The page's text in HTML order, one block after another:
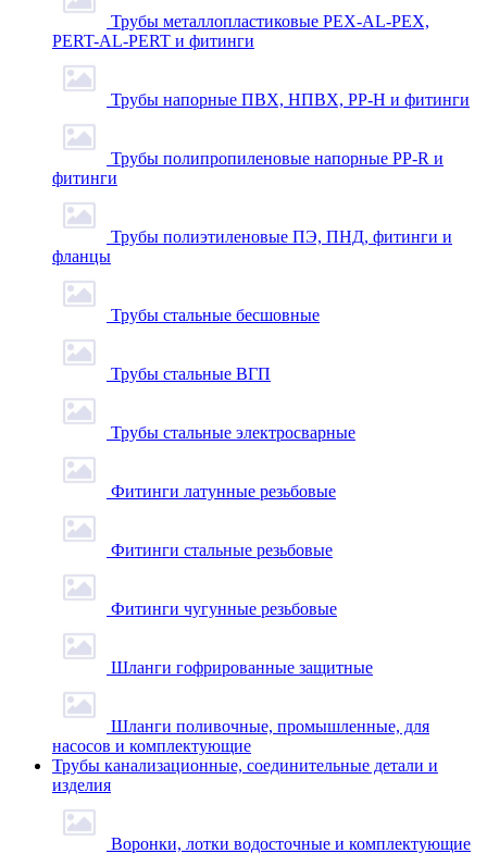
Трубы металлопластиковые PEX-AL-PEX,
PERT-AL-PERT и фитинги
Трубы напорные ПВХ, НПВХ, PP-H и фитинги
Трубы полипропиленовые напорные PP-R и
фитинги
Трубы полиэтиленовые ПЭ, ПНД, фитинги и
фланцы
Трубы стальные бесшовные
Трубы стальные ВГП
Трубы стальные электросварные
Фитинги латунные резьбовые
Фитинги стальные резьбовые
Фитинги чугунные резьбовые
Шланги гофрированные защитные
Шланги поливочные, промышленные, для
насосов и комплектующие
Трубы канализационные, соединительные детали и
изделия
Воронки, лотки водосточные и комплектующие